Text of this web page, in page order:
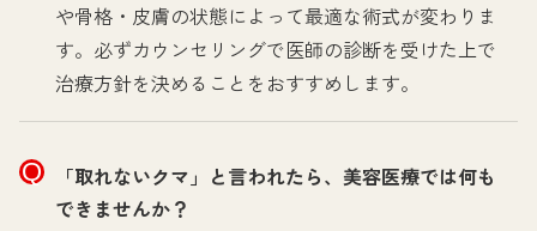
や骨格・皮膚の状態によって最適な術式が変わりま
す。必ずカウンセリングで医師の診断を受けた上で
治療方針を決めることをおすすめします。
「取れないクマ」と言われたら、美容医療では何も
できませんか？